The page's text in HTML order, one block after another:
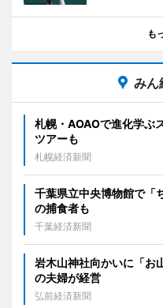
も
みん
札幌・AOAOで進化学
ツアーも
札幌経済新聞
千葉県立中央博物館で
の捕食者も
千葉経済新聞
岩木山神社向かいに「
の夫婦が経営
弘前経済新聞